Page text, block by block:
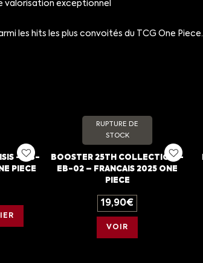
valorisation exceptionnel
les hits les plus convoités du TCG One Piece.
– EB-
PIECE
RUPTURE DE
STOCK
BOOSTER 25TH COLLECTION –
EB-02 – FRANCAIS 2025 ONE
PIECE
19,90€
VOIR